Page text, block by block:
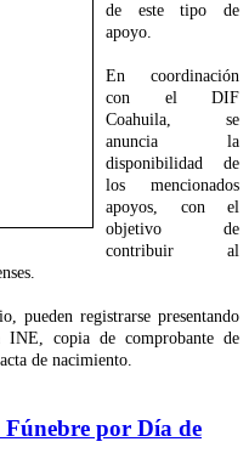
de este tipo de
apoyo.
En coordinación
con el DIF
Coahuila, se
anuncia la
disponibilidad de
los mencionados
apoyos, con el
objetivo de
contribuir al
pueden registrarse presentando
INE, copia de comprobante de
de nacimiento.
por Día de